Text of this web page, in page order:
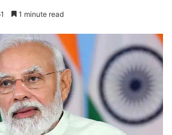
1 minute read